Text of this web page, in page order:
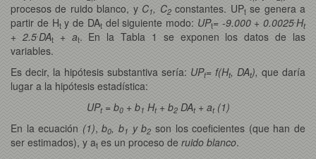
procesos de ruido blanco, y C1, C2constantes. UPtse genera a
partir de Hty de DAtdel siguiente modo: UPt= -9.000 + 0.0025.Ht
+ 2.5.DAt+ at. En la Tabla 1 se exponen los datos de las
variables.
Es decir, la hipótesis substantiva sería: UPt= f(Ht, DAt), que daría
lugar a la hipótesis estadística:
UPt= b0+ b1 Ht+ b2DAt+ at(1)
En la ecuación (1),b0, b1 y b2 son los coeficientes (que han de
ser estimados), y at es un proceso de ruido blanco.